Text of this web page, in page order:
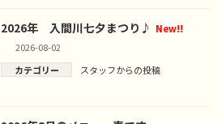
2026年 入間川七夕まつり♪
New!!
2026-08-02
カテゴリー
スタッフからの投稿